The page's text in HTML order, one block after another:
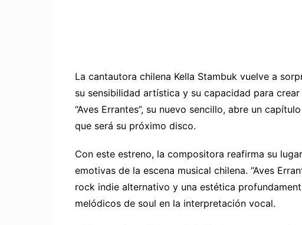
La cantautora chilena Kella Stambuk vuelve a
su sensibilidad artística y su capacidad para
“Aves Errantes”, su nuevo sencillo, abre un
que será su próximo disco.
Con este estreno, la compositora reafirma su
emotivas de la escena musical chilena. “Aves
rock indie alternativo y una estética
melódicos de soul en la interpretación vocal.